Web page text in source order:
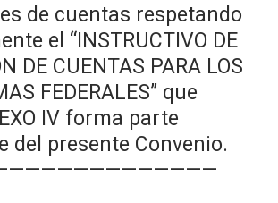
de cuentas respetando
el “INSTRUCTIVO DE
DE CUENTAS PARA LOS
FEDERALES” que
IV forma parte
del presente Convenio.